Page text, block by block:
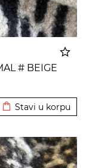
# BEIGE
Stavi u korpu